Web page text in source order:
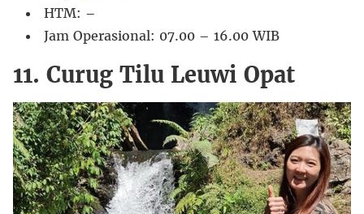
HTM: –
Jam Operasional: 07.00 – 16.00 WIB
11. Curug Tilu Leuwi Opat